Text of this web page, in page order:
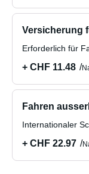
Versicherung
Erforderlich für
+ CHF 11.48
Fahren
Internationaler
+ CHF 22.97